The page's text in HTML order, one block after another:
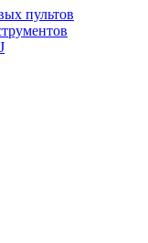
пультов